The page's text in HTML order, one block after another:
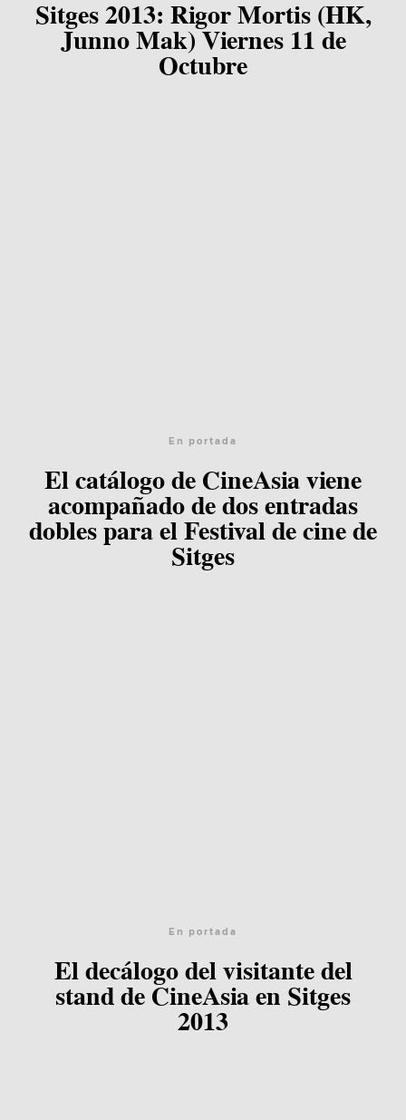
Sitges 2013: Rigor Mortis (HK,
Junno Mak) Viernes 11 de
Octubre
En portada
El catálogo de CineAsia viene
acompañado de dos entradas
dobles para el Festival de cine de
Sitges
En portada
El decálogo del visitante del
stand de CineAsia en Sitges
2013
Contacto